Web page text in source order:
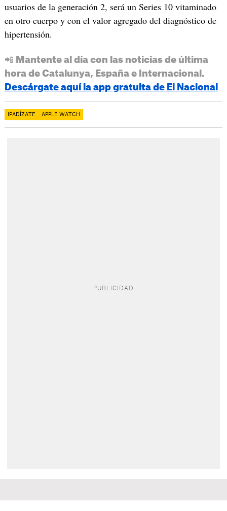
usuarios de la generación 2, será un Series 10 vitaminado
en otro cuerpo y con el valor agregado del diagnóstico de
hipertensión.
📲 Mantente al día con las noticias de última
hora de Catalunya, España e Internacional.
Descárgate aquí la app gratuita de El Nacional
IPADÍZATE APPLE WATCH